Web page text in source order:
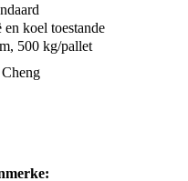
koel toestande
500 kg/pallet